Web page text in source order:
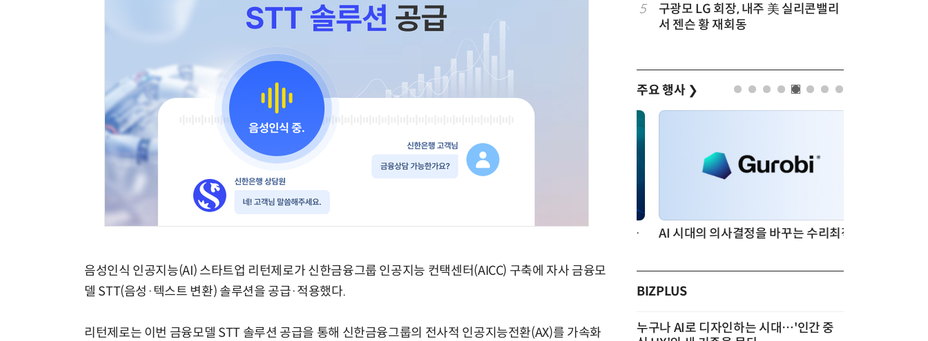
음성인식 인공지능(AI) 스타트업 리턴제로가 신한금융그룹 인공지능 컨택센터(AICC) 구축에 자사 금융모
델 STT(음성·텍스트 변환) 솔루션을 공급·적용했다.
리턴제로는 이번 금융모델 STT 솔루션 공급을 통해 신한금융그룹의 전사적 인공지능전환(AX)를 가속화
10 노타, 문샷AI '키미 K3' 경량화…
GPU 구동 최대 50% 줄여
5
구광모 LG 회장, 내주 美 실리콘밸리
서 젠슨 황 재회동
주요 행사 ❯
AI 시대의 의사결정을 바꾸는 수리최적화(Optimization): 실제 산업 적용 사례와 활용 전략
BIZPLUS
누구나 AI로 디자인하는 시대…'인간 중